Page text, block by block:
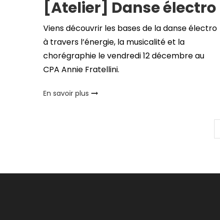
[Atelier] Danse électro
Viens découvrir les bases de la danse électro
à travers l’énergie, la musicalité et la
chorégraphie le vendredi 12 décembre au
CPA Annie Fratellini.
En savoir plus